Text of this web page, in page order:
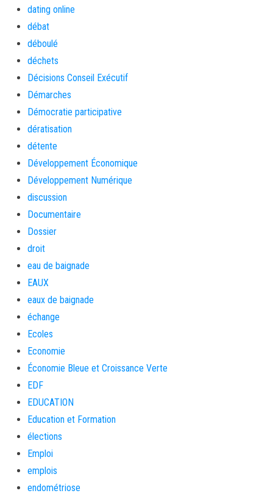
dating online
débat
déboulé
déchets
Décisions Conseil Exécutif
Démarches
Démocratie participative
dératisation
détente
Développement Économique
Développement Numérique
discussion
Documentaire
Dossier
droit
eau de baignade
EAUX
eaux de baignade
échange
Ecoles
Economie
Économie Bleue et Croissance Verte
EDF
EDUCATION
Education et Formation
élections
Emploi
emplois
endométriose